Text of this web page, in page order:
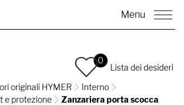
Menu
0
Lista dei desideri
originali HYMER
Interno
e protezione
Zanzariera porta scocca